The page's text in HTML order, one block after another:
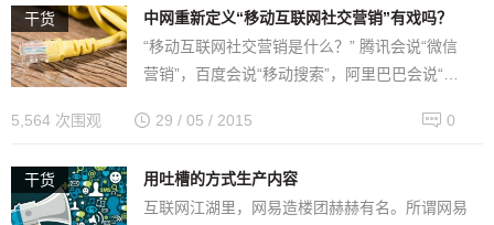
干货
中网重新定义“移动互联网社交营销”有戏吗？
“移动互联网社交营销是什么？” 腾讯会说“微信
营销”，百度会说“移动搜索”，阿里巴巴会说“移
它们都是移动社交营销的重要…
5,564 次围观 29 / 05 / 2015 0
干货
用吐槽的方式生产内容
互联网江湖里，网易造楼团赫赫有名。所谓网易